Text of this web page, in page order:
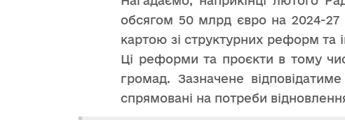
обсягом 50 млрд євро на 2024-27
картою зі структурних реформ та
Ці реформи та проєкти в тому
громад. Зазначене
спрямовані на потреби